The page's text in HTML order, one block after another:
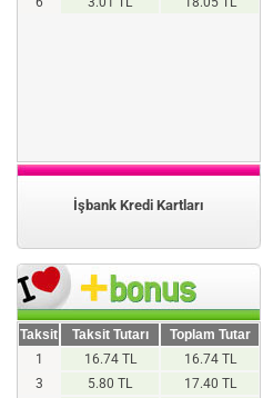
İşbank Kredi Kartları
Taksit Taksit Tutarı
Toplam Tutar
1
16.74 TL
16.74 TL
3
5.80 TL
17.40 TL